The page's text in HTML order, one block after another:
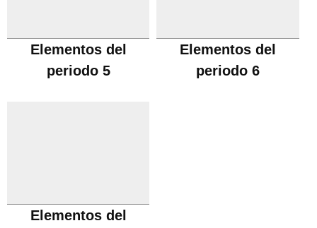
Elementos del
periodo 5
Elementos del
periodo 6
Elementos del